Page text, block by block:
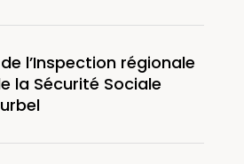
l’Inspection régionale
la Sécurité Sociale